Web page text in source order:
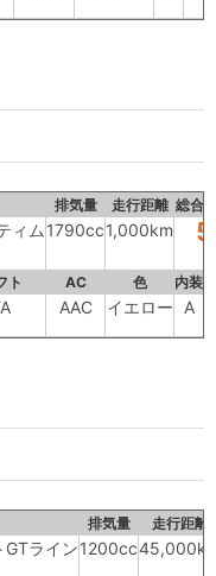
排気量 走行距離 総合
ィム 1790cc1,000km 5
ト AC 色 内装
AAC イエロー A
排気量 走行距離
GTライン1200cc